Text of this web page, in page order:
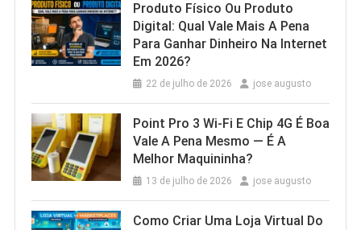
Produto Físico Ou Produto
Digital: Qual Vale Mais A Pena
Para Ganhar Dinheiro Na Internet
Em 2026?
22 de julho de 2026 jose augusto
Point Pro 3 Wi‑Fi E Chip 4G É Boa
Vale A Pena Mesmo — É A
Melhor Maquininha?
13 de julho de 2026 jose augusto
Como Criar Uma Loja Virtual Do